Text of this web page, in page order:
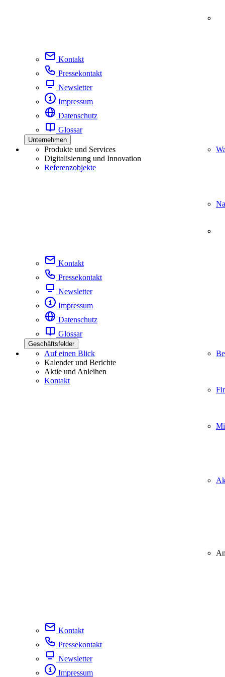
Kontakt
Pressekontakt
Newsletter
Impressum
Datenschutz
Glossar
Unternehmen
Produkte und Services
Digitalisierung und Innovation
Referenzobjekte
Kontakt
Pressekontakt
Newsletter
Impressum
Datenschutz
Glossar
Geschäftsfelder
Auf einen Blick
Kalender und Berichte
Aktie und Anleihen
Kontakt
Kontakt
Pressekontakt
Newsletter
Impressum